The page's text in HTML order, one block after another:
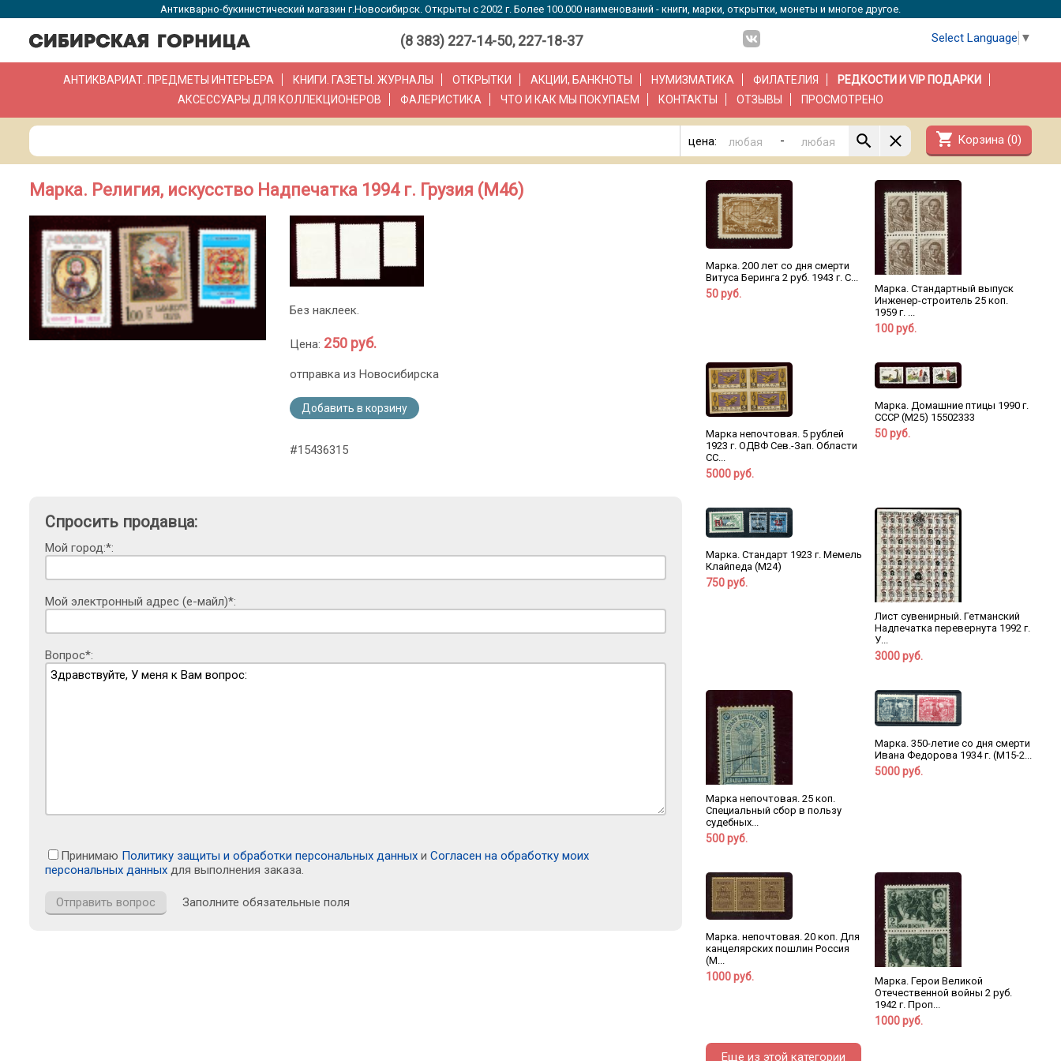
Антикварно-букинистический магазин г.Новосибирск. Открыты с 2002 г. Более 100.000 наименований - книги, марки, открытки, монеты и многое другое.
(8 383) 227-14-50, 227-18-37 Select Language ▼
АНТИКВАРИАТ. ПРЕДМЕТЫ ИНТЕРЬЕРА КНИГИ. ГАЗЕТЫ. ЖУРНАЛЫ ОТКРЫТКИ АКЦИИ, БАНКНОТЫ НУМИЗМАТИКА ФИЛАТЕЛИЯ
РЕДКОСТИ И VIP ПОДАРКИ
АКСЕССУАРЫ ДЛЯ КОЛЛЕКЦИОНЕРОВ
ФАЛЕРИСТИКА ЧТО И КАК МЫ ПОКУПАЕМ КОНТАКТЫ ОТЗЫВЫ ПРОСМОТРЕНО
цена: - shopping_cart Корзина (0)
Марка. Религия, искусство Надпечатка 1994 г. Грузия (М46)
Без наклеек.
Цена: 250 руб.
отправка из Новосибирска
Добавить в корзину
#15436315
Спросить продавца:
Мой город:*:
Мой электронный адрес (е-майл)*:
Вопрос*:
Принимаю Политику защиты и обработки персональных данных и Согласен на обработку моих
персональных данных для выполнения заказа.
Заполните обязательные поля
Марка. 200 лет со дня смерти
Витуса Беринга 2 руб. 1943 г. С...
50 руб.
Марка. Стандартный выпуск
Инженер-строитель 25 коп.
1959 г. ...
100 руб.
Марка непочтовая. 5 рублей
1923 г. ОДВФ Сев.-Зап. Области
СС...
5000 руб.
Марка. Домашние птицы 1990 г.
СССР (М25) 15502333
50 руб.
Марка. Стандарт 1923 г. Мемель
Клайпеда (М24)
750 руб.
Лист сувенирный. Гетманский
Надпечатка перевернута 1992 г.
У...
3000 руб.
Марка непочтовая. 25 коп.
Специальный сбор в пользу
судебных...
500 руб.
Марка. 350-летие со дня смерти
Ивана Федорова 1934 г. (М15-2...
5000 руб.
Марка. непочтовая. 20 коп. Для
канцелярских пошлин Россия
(М...
1000 руб.
Марка. Герои Великой
Отечественной войны 2 руб.
1942 г. Проп...
1000 руб.
Еще из этой категории